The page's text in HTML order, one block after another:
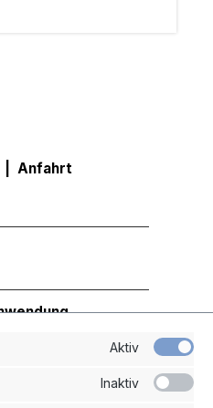
Anfahrt
Anwendung
Aktiv
Inaktiv